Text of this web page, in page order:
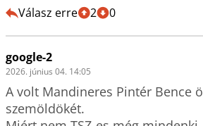
Válasz erre 2 0
google-2
2026. június 04. 14:05
A volt Mandineres Pintér Bence
szemöldökét.